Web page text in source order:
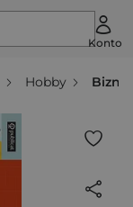
Konto
Hobby